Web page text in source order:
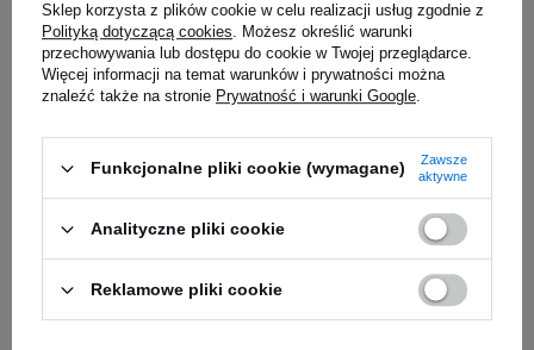
Salon Częstochowa
Dostępny
Sklep korzysta z plików cookie w celu realizacji usług zgodnie z
Polityką dotyczącą cookies. Możesz określić warunki
przechowywania lub dostępu do cookie w Twojej przeglądarce.
Więcej informacji na temat warunków i prywatności można
znaleźć także na stronie Prywatność i warunki Google.
Funkcjonalne pliki cookie (wymagane)
Zawsze
aktywne
Analityczne pliki cookie
Reklamowe pliki cookie